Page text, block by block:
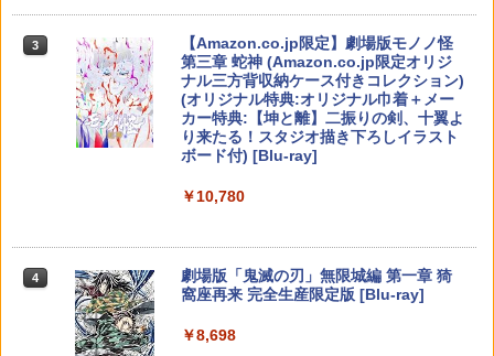
￥9,660
任天堂 ［Switch2］ Nintendo Switch2
Proコントローラー スイッチ2 プロコン
トローラー プロコン BEE-A-FSSKA
【特典】KINGDOM HEARTS Collectio
n [I~III] Switch2版(【Switch2版購入封
入特典】キーブレード「LONG NIGHT
3
【特典】進撃の巨人3 PS5版(【早期購
￥8,228
【特典】EA SPORTS FC 27 PS5版
(【先着購入封入特典】DLC 武器「ド
ーズコラボ】 [NVL-E-ME2B アミーボカ
￥330
【中古】ONE PIECE 海賊無双4
￥1,981
Switch2 ケース 即納 パステルカラー か
チ スイッチツー ニンテンドー カバー ポ
￥8,030
ゴールデンカムイ 第十五巻(初回限定版)
【Blu-ray】 [ 野田サトル ]
￥8,408
舞台「忍たま乱太郎」～みんなニコニ
コ、はい、どうぞ!の段～【Blu-ray】 [
早川維織 ]
￥8,580
3 Nintendo Switch 2(日本語・国内専用)
￥55,491
ニンテンドープリペイド番号 9000円|オ
ンラインコード版
￥9,000
ニンテンドープリペイド番号 5000円|オ
ンラインコード版
3
【純正品】ディスクドライブ(CFI-ZDD1
J) PlayStation 5
￥11,849
トローラー ミッドナイト ブラック(CFI-
【純正品】DualSense ワイヤレスコン
3
【純正品】Xbox ワイヤレス コントロー
￥8,020
【純正品】Xbox 充電式バッテリー + US
B-C ケーブル
￥2,618
【国内正規品】Thrustmaster スラスト
S5、PS5 Pro、Xbox One、Xbox Serie
3
【Amazon.co.jp限定】劇場版モノノ怪
第三章 蛇神 (Amazon.co.jp限定オリジ
ナル三方背収納ケース付きコレクション)
(オリジナル特典:オリジナル巾着＋メー
カー特典:【坤と離】二振りの剣、十翼よ
り来たる！スタジオ描き下ろしイラスト
ボード付) [Blu-ray]
￥10,780
4
劇場版「鬼滅の刃」無限城編 第一章 猗
窩座再来 完全生産限定版 [Blu-ray]
￥8,698